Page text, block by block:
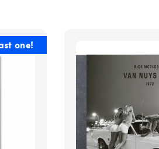
one!